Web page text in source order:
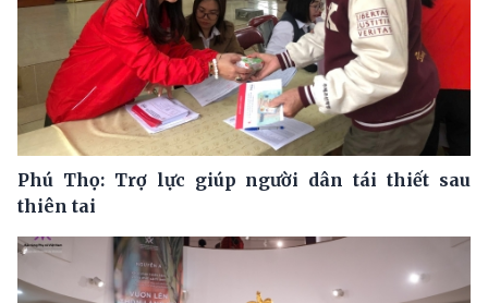
Phú Thọ: Trợ lực giúp người dân tái thiết sau
thiên tai